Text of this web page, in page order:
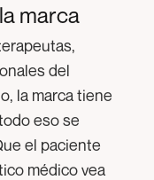
marca
del
la marca tiene
eso se
el paciente
médico vea